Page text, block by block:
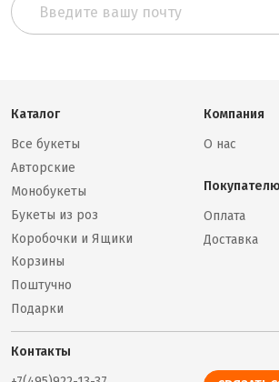
Каталог
Все букеты
Авторские
Монобукеты
Букеты из роз
Коробочки и Ящики
Корзины
Поштучно
Подарки
Компания
О нас
Покупателю
Оплата
Доставка
Контакты